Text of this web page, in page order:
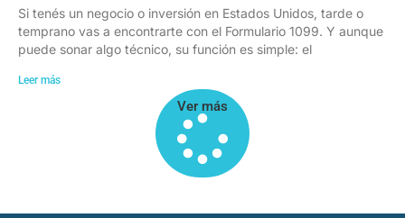
Si tenés un negocio o inversión en Estados Unidos, tarde o
temprano vas a encontrarte con el Formulario 1099. Y aunque
puede sonar algo técnico, su función es simple: el
Leer más
Ver más